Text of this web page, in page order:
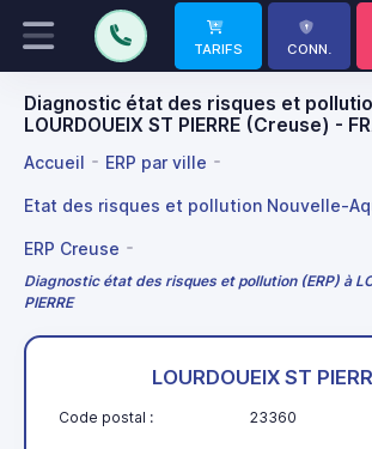
TARIFS CONN.
Diagnostic état des risques et
LOURDOUEIX ST PIERRE (Creuse) -
Accueil ERP par ville
Etat des risques et pollution Nouvelle-
ERP Creuse
Diagnostic état des risques et pollution (ERP) à
PIERRE
LOURDOUEIX ST
Code postal : 23360